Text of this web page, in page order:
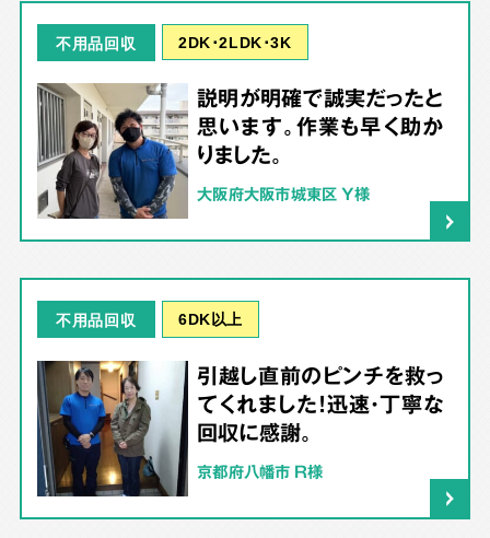
不用品回収 2DK･2LDK･3K
説明が明確で誠実だったと
思います。作業も早く助か
りました。
大阪府大阪市城東区 Y様
不用品回収 6DK以上
引越し直前のピンチを救っ
てくれました！迅速・丁寧な
回収に感謝。
京都府八幡市 R様